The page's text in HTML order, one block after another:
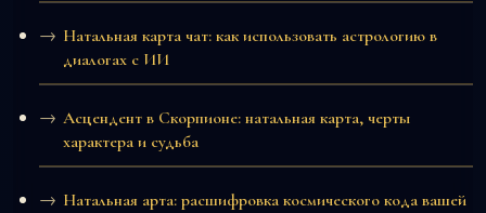
Натальная карта чат: как использовать астрологию в
диалогах с ИИ
Асцендент в Скорпионе: натальная карта, черты
характера и судьба
Натальная арта: расшифровка космического кода вашей